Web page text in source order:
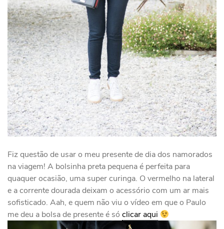
Fiz questão de usar o meu presente de dia dos namorados
na viagem! A bolsinha preta pequena é perfeita para
quaquer ocasião, uma super curinga. O vermelho na lateral
e a corrente dourada deixam o acessório com um ar mais
sofisticado. Aah, e quem não viu o vídeo em que o Paulo
me deu a bolsa de presente é só clicar aqui